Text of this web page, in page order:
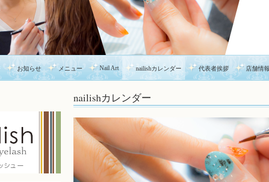
お知らせ メニュー Nail Art nailishカレンダー 代表者挨拶 店舗情
nailishカレンダー